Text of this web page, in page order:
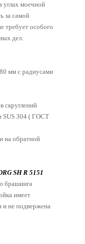
углах моечной
за самой
требует особого
дел.
ммс радиусами
скруглений
SUS 304 ( ГОСТ
на обратной
SH R 5151
брашинга
имеет
и не подвержена